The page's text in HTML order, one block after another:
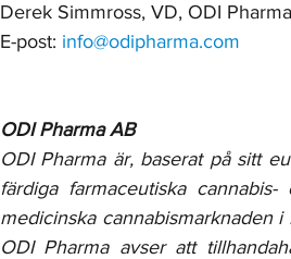
Derek Simmross, VD, ODI
E-post: info@odipharma.com
ODI Pharma AB
ODI Pharma är, baserat på sitt
färdiga farmaceutiska
medicinska cannabismarknaden
ODI Pharma avser att